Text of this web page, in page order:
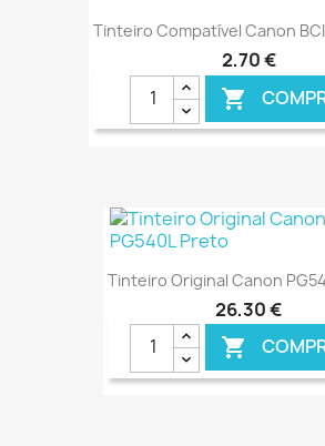
Tinteiro Compatível Canon
2,70 €

Tinteiro Original Canon
26,30 €
